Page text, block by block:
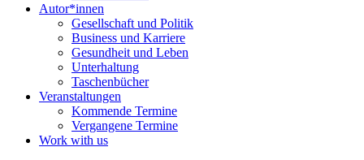
Autor*innen
Gesellschaft und Politik
Business und Karriere
Gesundheit und Leben
Unterhaltung
Taschenbücher
Veranstaltungen
Kommende Termine
Vergangene Termine
Work with us